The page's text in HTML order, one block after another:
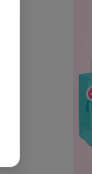
волос: средние
до 40 см)